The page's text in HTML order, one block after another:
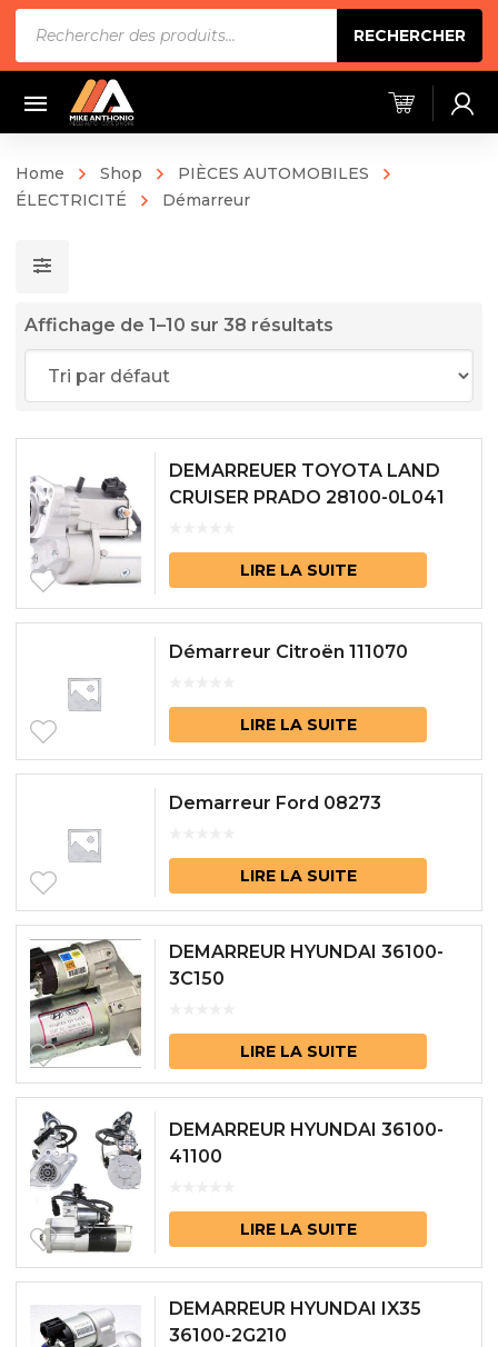
produits
RECHERCHER
Home Shop
PIÈCES AUTOMOBILES
ÉLECTRICITÉ
Démarreur
Affichage de 1–10 sur 38 résultats
DEMARREUER TOYOTA LAND
CRUISER PRADO 28100-0L041
LIRE LA SUITE
Démarreur Citroën 111070
LIRE LA SUITE
Demarreur Ford 08273
LIRE LA SUITE
DEMARREUR HYUNDAI 36100-
3C150
LIRE LA SUITE
DEMARREUR HYUNDAI 36100-
41100
LIRE LA SUITE
DEMARREUR HYUNDAI IX35
36100-2G210